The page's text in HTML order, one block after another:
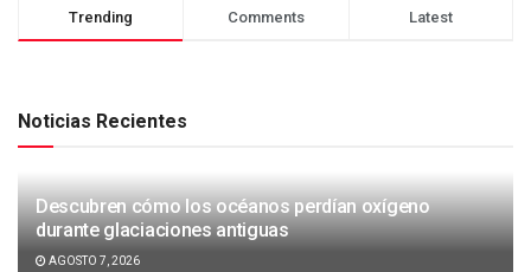
Trending Comments Latest
Noticias Recientes
Descubren cómo los océanos perdían oxígeno
durante glaciaciones antiguas
AGOSTO 7, 2026